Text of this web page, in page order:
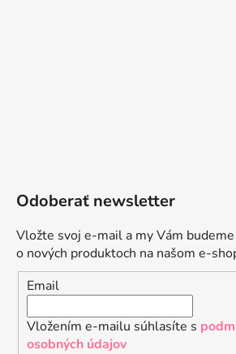
Odoberať newsletter
Vložte svoj e-mail a my Vám
o nových produktoch na našom e-
Email
Vložením e-mailu súhlasíte s
osobných údajov